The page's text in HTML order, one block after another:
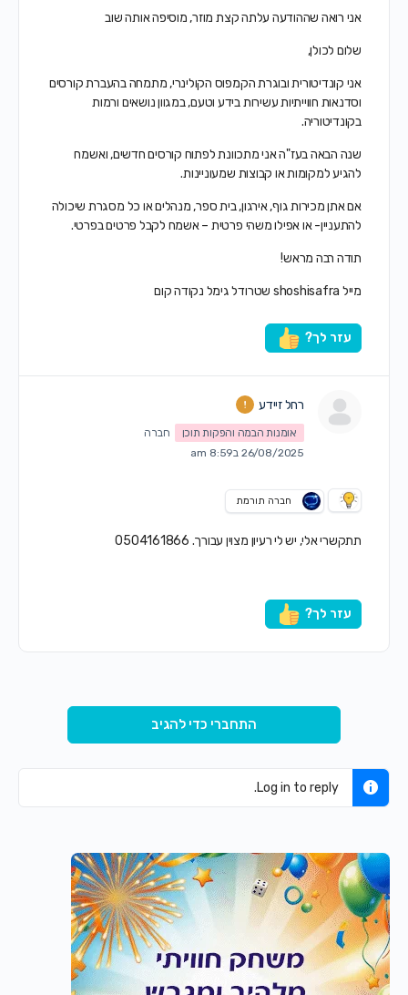
אני רואה שההודעה עלתה קצת מוזר, מוסיפה אותה שוב
שלום לכולן,
אני קונדיטורית ובוגרת הקמפוס הקולינרי, מתמחה בהעברת קורסים
וסדנאות חווייתיות עשירות בידע וטעם, במגוון נושאים ורמות
בקונדיטוריה.
שנה הבאה בעז"ה אני מתכוונת לפתוח קורסים חדשים, ואשמח
להגיע למקומות או קבוצות שמעוניינות.
אם אתן מכירות גוף, אירגון, בית ספר, מנהלים או כל מסגרת שיכולה
להתעניין- או אפילו משהי פרטית – אשמח לקבל פרטים בפרטי.
תודה רבה מראש!
מייל shoshisafra שטרודל גימל נקודה קום
עזר לך?
רחל זיידע
אומנות הבמה והפקות תוכן
חברה
26/08/2025 ב8:59 am
חברה תורמת
תתקשרי אלי, יש לי רעיון מצוין עבורך. 0504161866
עזר לך?
התחברי כדי להגיב
Log in to reply.